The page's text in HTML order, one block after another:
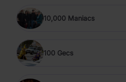
10,000 Maniacs
100 Gecs